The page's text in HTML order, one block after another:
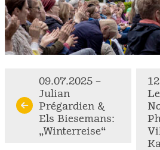
Continue
Reading
09.07.2025 –
Julian
Prégardien &
Els Biesemans:
„Winterreise“